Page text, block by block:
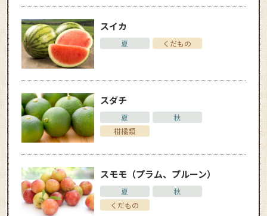
スイカ
夏 くだもの
スダチ
夏
秋
柑橘類
スモモ（プラム、プルーン）
夏
秋
くだもの